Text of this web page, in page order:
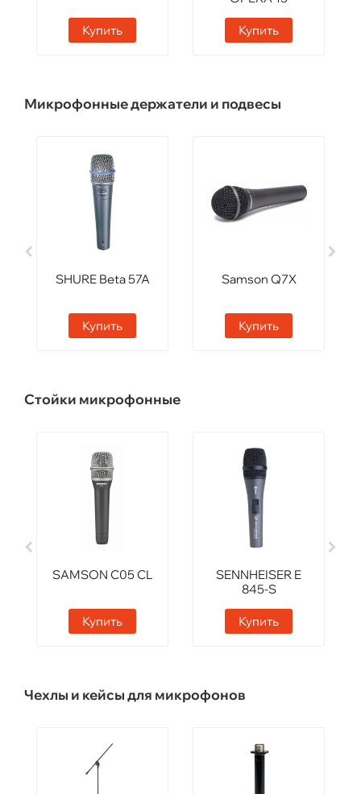
Купить Купить
Микрофонные держатели и подвесы
SHURE Beta 57A
Купить
Samson Q7X
Купить
Стойки микрофонные
SAMSON C05 CL
Купить
SENNHEISER E
845-S
Купить
Чехлы и кейсы для микрофонов